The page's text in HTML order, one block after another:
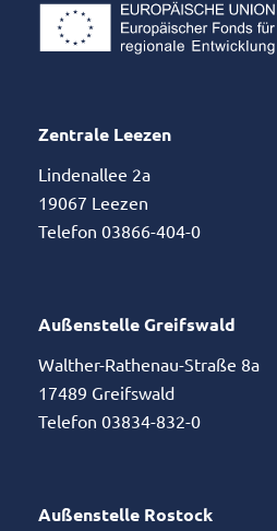
Zentrale Leezen
Lindenallee 2a
19067 Leezen
Telefon 03866-404-0
Außenstelle Greifswald
Walther-Rathenau-Straße 8a
17489 Greifswald
Telefon 03834-832-0
Außenstelle Rostock